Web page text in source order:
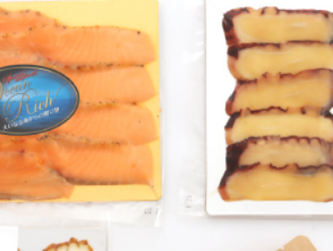
サブスク（定期コース・頒布会）